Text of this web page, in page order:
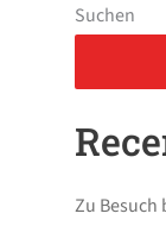
Suchen
Zu Besuch